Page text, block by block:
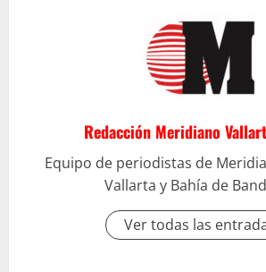
Redacción Meridiano
Equipo de periodistas de
Vallarta y Bahía de
Ver todas las